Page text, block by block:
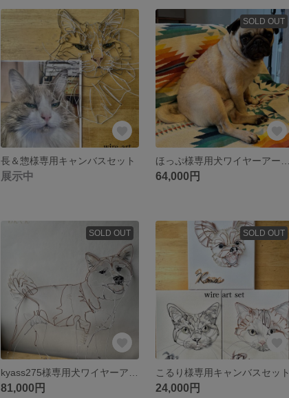
長＆惣様専用キャンバスセット
展示中
SOLD OUT
64,000円
SOLD OUT
81,000円
SOLD OUT
こるり様専用キャンバスセット
24,000円